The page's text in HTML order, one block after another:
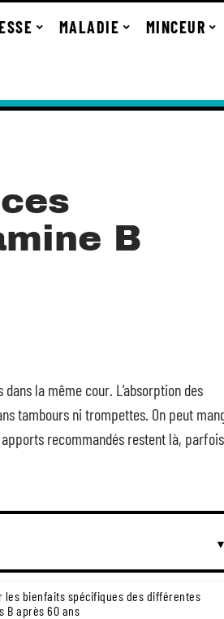
MALADIE MINCEUR
B
la même cour. L’absorption des
tambours ni trompettes. On peut
recommandés restent là, parfois
les bienfaits spécifiques des différentes
B après 60 ans